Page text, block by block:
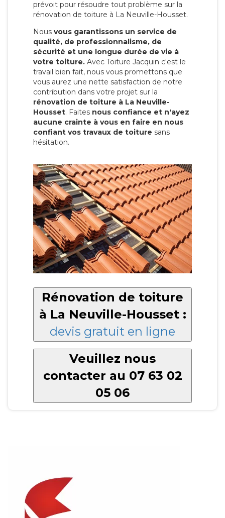
prévoit pour résoudre tout problème sur la
rénovation de toiture à La Neuville-Housset.
Nous vous garantissons un service de
qualité, de professionnalisme, de
sécurité et une longue durée de vie à
votre toiture. Avec Toiture Jacquin c'est le
travail bien fait, nous vous promettons que
vous aurez une nette satisfaction de notre
contribution dans votre projet sur la
rénovation de toiture à La Neuville-
Housset. Faites nous confiance et n'ayez
aucune crainte à vous en faire en nous
confiant vos travaux de toiture sans
hésitation.
Rénovation de toiture
à La Neuville-Housset :
devis gratuit en ligne
Veuillez nous
contacter au 07 63 02
05 06